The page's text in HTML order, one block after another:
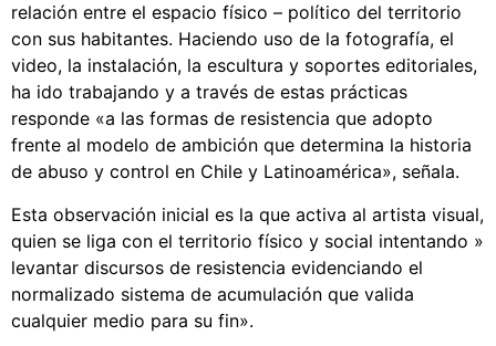
relación entre el espacio físico – político del territorio
con sus habitantes. Haciendo uso de la fotografía, el
video, la instalación, la escultura y soportes editoriales,
ha ido trabajando y a través de estas prácticas
responde «a las formas de resistencia que adopto
frente al modelo de ambición que determina la historia
de abuso y control en Chile y Latinoamérica», señala.
Esta observación inicial es la que activa al artista visual,
quien se liga con el territorio físico y social intentando »
levantar discursos de resistencia evidenciando el
normalizado sistema de acumulación que valida
cualquier medio para su fin».